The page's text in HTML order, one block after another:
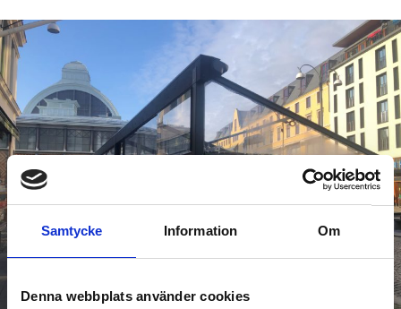
Samtycke Information Om
Denna webbplats använder cookies